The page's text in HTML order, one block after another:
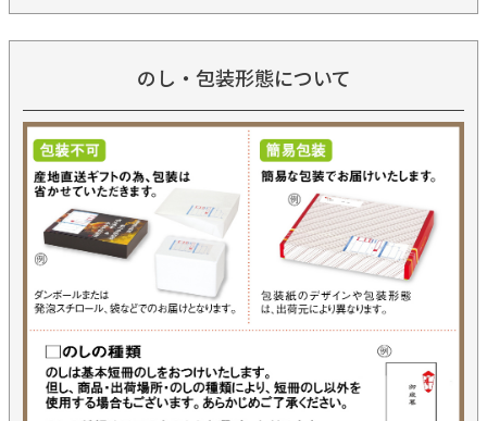
のし・包装形態について